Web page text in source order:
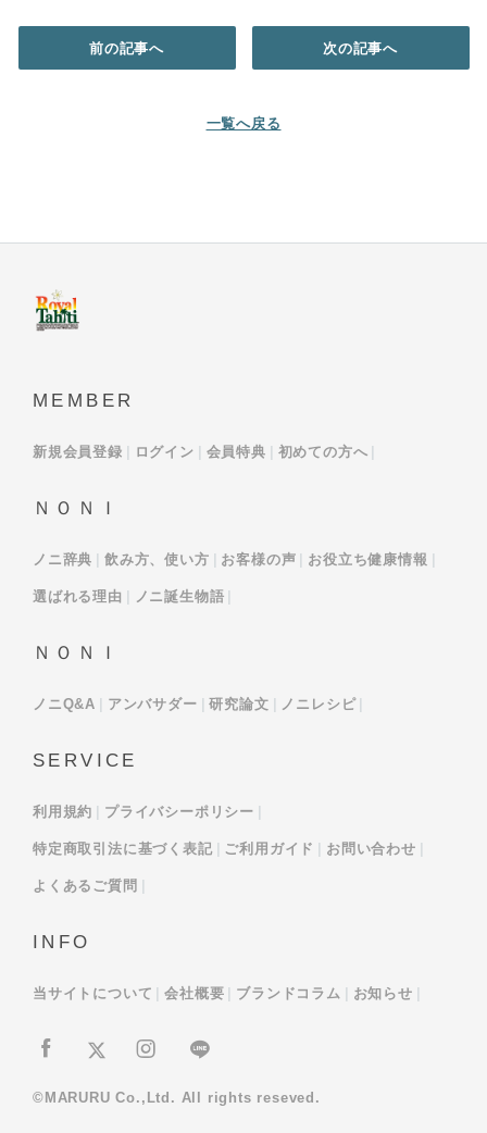
前の記事へ
一覧へ戻る
次の記事へ
MEMBER
新規会員登録 ログイン 会員特典 初めての方へ
ＮＯＮＩ
ノニ辞典 飲み方、使い方 お客様の声 お役立ち健康情報
選ばれる理由 ノニ誕生物語
ＮＯＮＩ
ノニQ&A アンバサダー 研究論文 ノニレシピ
SERVICE
利用規約 プライバシーポリシー
特定商取引法に基づく表記 ご利用ガイド お問い合わせ
よくあるご質問
INFO
当サイトについて 会社概要 ブランドコラム お知らせ
©MARURU Co.,Ltd. All rights reseved.